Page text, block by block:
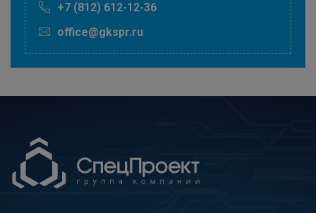
+7 (812) 612-12-36
office@gkspr.ru